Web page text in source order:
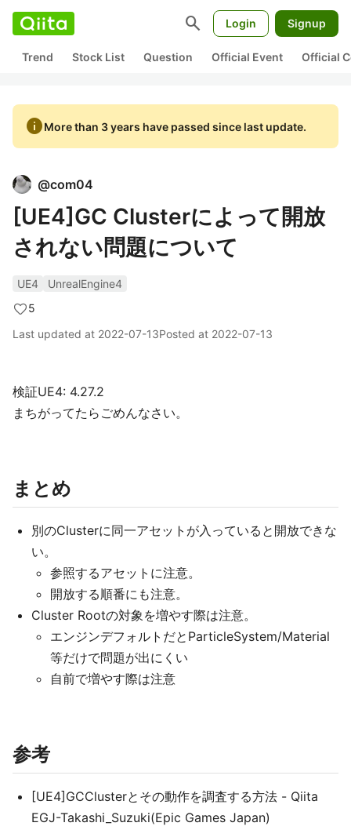
search Login Signup
Trend Stock List Question Official Event Official
infoMore than 3 years have passed since last update.
@com04
[UE4]GC Clusterによって開放
されない問題について
UE4
UnrealEngine4
5
Last updated at 2022-07-13Posted at 2022-07-13
検証UE4: 4.27.2
まちがってたらごめんなさい。
まとめ
別のClusterに同一アセットが入っていると開放できな
い。
参照するアセットに注意。
開放する順番にも注意。
Cluster Rootの対象を増やす際は注意。
エンジンデフォルトだとParticleSystem/Material
等だけで問題が出にくい
自前で増やす際は注意
参考
[UE4]GCClusterとその動作を調査する方法 - Qiita
EGJ-Takashi_Suzuki(Epic Games Japan)